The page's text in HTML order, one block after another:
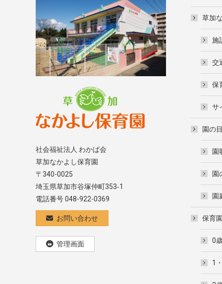
社会福祉法人 わかば会
草加なかよし保育園
〒340-0025
埼玉県草加市谷塚仲町353‐1
電話番号 048-922-0369
お問い合わせ
管理画面
草加
施
交
保
サ
園の
園
園
園
保育
0
1